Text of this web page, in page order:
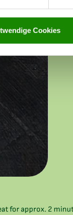
Cookies
for approx. 2